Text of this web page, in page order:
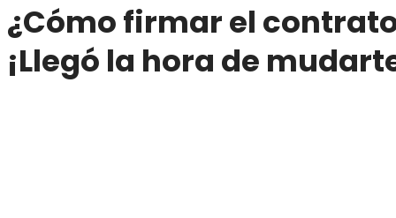
¿Cómo firmar el
¡Llegó la hora de